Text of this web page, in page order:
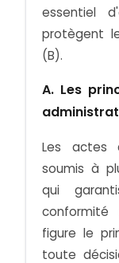
essentiel
protègent
(B).
A. Les
Les actes
soumis à
qui
conformité
figure le
toute